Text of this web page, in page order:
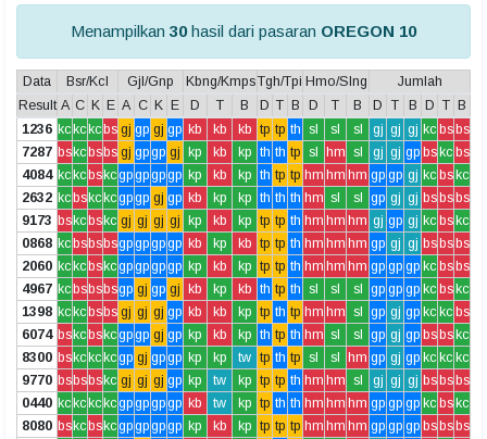
Menampilkan 30hasil dari pasaran OREGON 10
Data Bsr/Kcl Gjl/Gnp Kbng/KmpsTgh/Tpi Hmo/Slng
Jumlah
Result A C K E A C K E D T B D T B D T B D T B D T B
1236 kckckcbs gj gp gj gp kb kb kb tp tp th sl sl sl gj gj gj kc bsbs
7287 bskcbsbs gj gpgp gj kp kb kp th th tp sl hm sl gj gj gp bskc bs
4084 kckcbskcgpgpgpgp kp kb kp th tp tp hm hm hm gp gp gj kc bskc
2632 kcbskckcgpgp gj gp kb kp kp th th th hm sl sl gp gj gj bsbsbs
9173 bskcbskc gj gj gj gj kp kb kp tp tp th hm hm hm gj gp gj kc bskc
0868 kcbsbsbsgpgpgpgp kb kp kb tp tp th hm hm hm gp gj gj bsbsbs
2060 kckcbskcgpgpgpgp kp kb kp tp tp th hm hm hm gp gp gp kc bsbs
4967 kcbsbsbsgp gj gp gj kb kp kb th tp th sl sl sl gp gp gp kc bskc
1398 kckcbsbs gj gj gj gp kb kb kp tp th tp hm hm sl gp gj gp kc kc bs
6074 bskcbskcgpgp gj gp kp kb kp th tp th hm sl sl gp gj gp bsbskc
8300 bskckckcgp gj gpgp kp kp tw tp th tp sl sl hm gp gj gp kc kc kc
9770 bsbsbskc gj gj gj gp kp tw kp tp tp th hm hm sl gj gj gj bsbsbs
0440 kckckckcgpgpgpgp kb tw kp tp th th hm hm hm gp gp gp kc bskc
8080 bskcbskcgpgpgpgp kp kb kp tp tp tp hm hm hm gp gp gp bsbsbs